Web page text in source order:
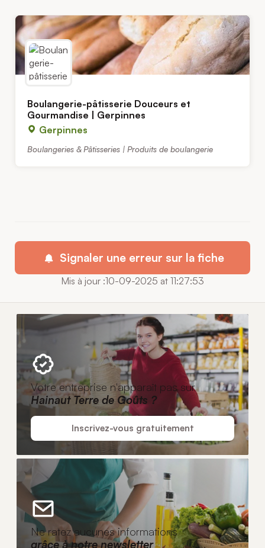
Boulangerie-pâtisserie Douceurs et
Gourmandise | Gerpinnes
Gerpinnes
Boulangeries & Pâtisseries | Produits de boulangerie
Signaler une erreur sur la fiche
Mis à jour :10-09-2025 at 11:27:53
Votre entreprise n'apparaît pas sur
Hainaut Terre de Goûts ?
Inscrivez-vous gratuitement
Ne ratez aucunes informations
grâce à notre newsletter